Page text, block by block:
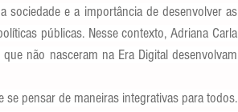
sociedade e a importância de desenvolver as
públicas. Nesse contexto, Adriana Carla
não nasceram na Era Digital desenvolvam
pensar de maneiras integrativas para todos.